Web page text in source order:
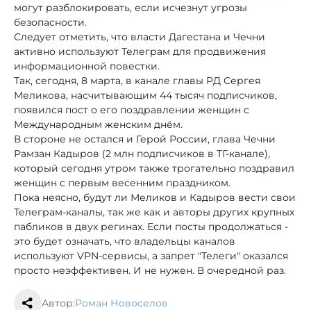
могут разблокировать, если исчезнут угрозы
безопасности.
Следует отметить, что власти Дагестана и Чечни
активно используют Телеграм для продвижения
информационной повестки.
Так, сегодня, 8 марта, в канале главы РД Сергея
Меликова, насчитывающим 44 тысяч подписчиков,
появился пост о его поздравлении женщин с
Международным женским днём.
В стороне не остался и Герой России, глава Чечни
Рамзан Кадыров (2 млн подписчиков в ТГ-канале),
который сегодня утром также трогательно поздравил
женщин с первым весенним праздником.
Пока неясно, будут ли Меликов и Кадыров вести свои
Телеграм-каналы, так же как и авторы других крупных
пабликов в двух регинах. Если посты продолжаться -
это будет означать, что владельцы каналов
используют VPN-сервисы, а запрет "Телеги" оказался
просто неэффективен. И не нужен. В очередной раз.
Автор:Роман Новоселов